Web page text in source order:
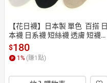
【花日襪】日本製 單色  百搭 日
本襪 日系襪 短絲襪 透膚 短襪
絲質 棉底 黑色 膚色 灰色 長襪
護士襪 上班族
$180
1% (賺1點)